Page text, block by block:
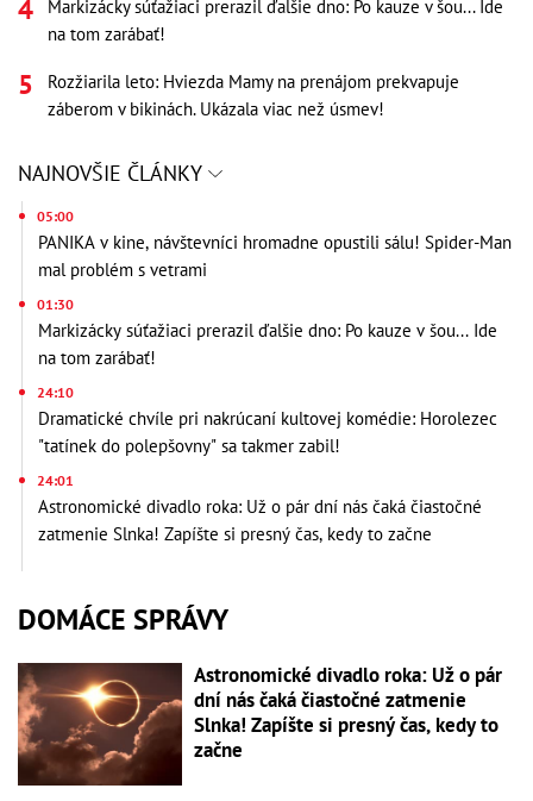
Markizácky súťažiaci prerazil ďalšie dno: Po kauze v šou... Ide
na tom zarábať!
Rozžiarila leto: Hviezda Mamy na prenájom prekvapuje
záberom v bikinách. Ukázala viac než úsmev!
NAJNOVŠIE ČLÁNKY
05:00
PANIKA v kine, návštevníci hromadne opustili sálu! Spider-Man
mal problém s vetrami
01:30
Markizácky súťažiaci prerazil ďalšie dno: Po kauze v šou... Ide
na tom zarábať!
24:10
Dramatické chvíle pri nakrúcaní kultovej komédie: Horolezec
"tatínek do polepšovny" sa takmer zabil!
24:01
Astronomické divadlo roka: Už o pár dní nás čaká čiastočné
zatmenie Slnka! Zapíšte si presný čas, kedy to začne
DOMÁCE SPRÁVY
Astronomické divadlo roka: Už o pár
dní nás čaká čiastočné zatmenie
Slnka! Zapíšte si presný čas, kedy to
začne